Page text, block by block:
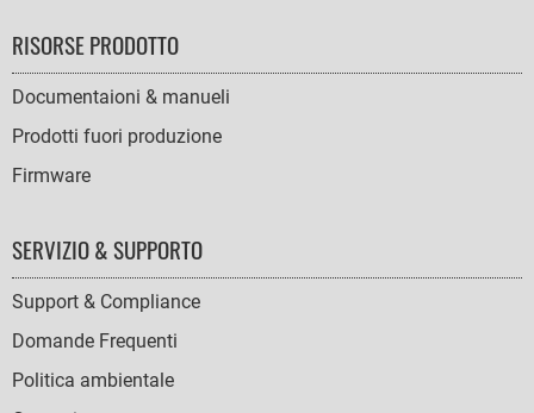
RISORSE PRODOTTO
Documentaioni & manueli
Prodotti fuori produzione
Firmware
SERVIZIO & SUPPORTO
Support & Compliance
Domande Frequenti
Politica ambientale